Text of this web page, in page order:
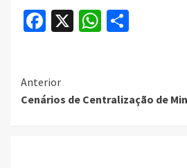
Facebook
X
Continue
Reading
Anterior
Cenários de Centralização de